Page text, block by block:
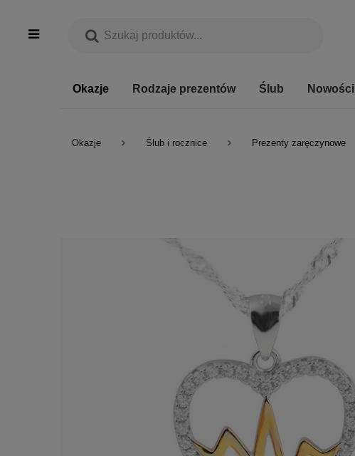
Okazje Rodzaje prezentów Ślub Nowości
Okazje Ślub i rocznice Prezenty zaręczynowe